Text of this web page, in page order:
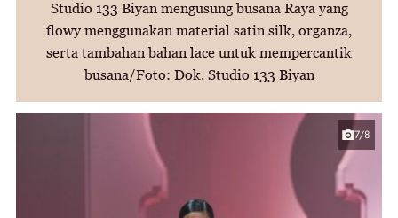
Studio 133 Biyan mengusung busana Raya yang
flowy menggunakan material satin silk, organza,
serta tambahan bahan lace untuk mempercantik
busana/Foto: Dok. Studio 133 Biyan
7/8